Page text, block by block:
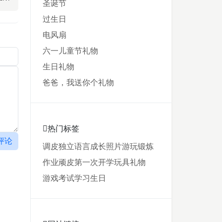
论
圣诞节
过生日
电风扇
六一儿童节礼物
生日礼物
爸爸，我送你个礼物
热门标签
调皮独立语言成长照片游玩锻炼
作业顽皮第一次开学玩具礼物
游戏考试学习生日